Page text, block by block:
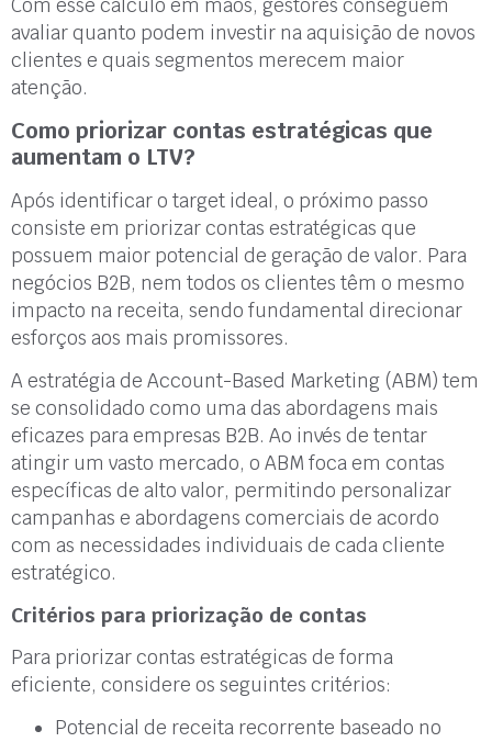
Com esse cálculo em mãos, gestores conseguem
avaliar quanto podem investir na aquisição de novos
clientes e quais segmentos merecem maior
atenção.
Como priorizar contas estratégicas que
aumentam o LTV?
Após identificar o target ideal, o próximo passo
consiste em priorizar contas estratégicas que
possuem maior potencial de geração de valor. Para
negócios B2B, nem todos os clientes têm o mesmo
impacto na receita, sendo fundamental direcionar
esforços aos mais promissores.
A estratégia de Account-Based Marketing (ABM) tem
se consolidado como uma das abordagens mais
eficazes para empresas B2B. Ao invés de tentar
atingir um vasto mercado, o ABM foca em contas
específicas de alto valor, permitindo personalizar
campanhas e abordagens comerciais de acordo
com as necessidades individuais de cada cliente
estratégico.
Critérios para priorização de contas
Para priorizar contas estratégicas de forma
eficiente, considere os seguintes critérios:
Potencial de receita recorrente baseado no